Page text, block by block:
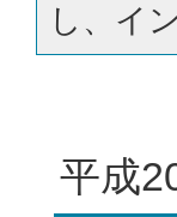
し、イ
平成